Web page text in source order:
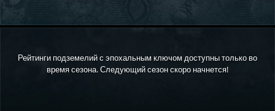
Рейтинги подземелий с эпохальным ключом доступны только во
время сезона. Следующий сезон скоро начнется!